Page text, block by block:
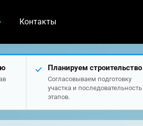
Контакты
Планируем строительство
Согласовываем подготовку
участка и последовательность
этапов.